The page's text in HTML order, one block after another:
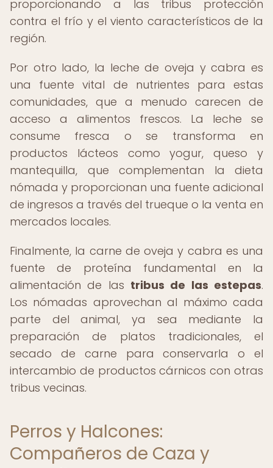
proporcionando a las tribus protección
contra el frío y el viento característicos de la
región.
Por otro lado, la leche de oveja y cabra es
una fuente vital de nutrientes para estas
comunidades, que a menudo carecen de
acceso a alimentos frescos. La leche se
consume fresca o se transforma en
productos lácteos como yogur, queso y
mantequilla, que complementan la dieta
nómada y proporcionan una fuente adicional
de ingresos a través del trueque o la venta en
mercados locales.
Finalmente, la carne de oveja y cabra es una
fuente de proteína fundamental en la
alimentación de las tribus de las estepas.
Los nómadas aprovechan al máximo cada
parte del animal, ya sea mediante la
preparación de platos tradicionales, el
secado de carne para conservarla o el
intercambio de productos cárnicos con otras
tribus vecinas.
Perros y Halcones:
Compañeros de Caza y